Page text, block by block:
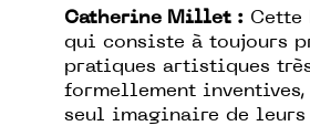
Catherine Millet : Cette
qui consiste à toujours
pratiques artistiques
formellement inventives,
seul imaginaire de leurs